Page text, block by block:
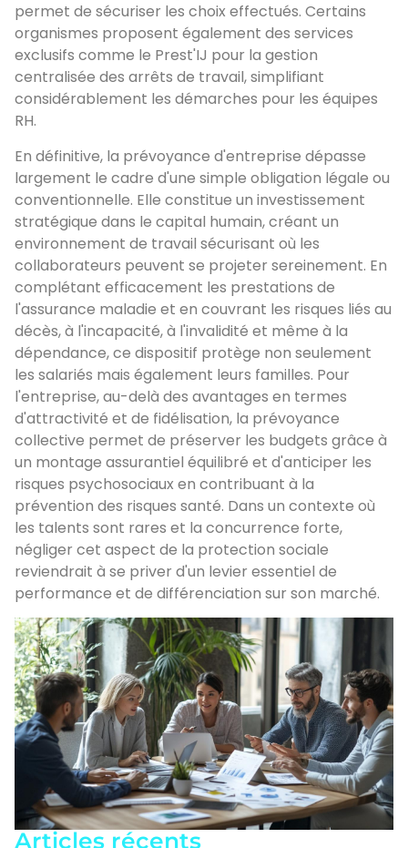
permet de sécuriser les choix effectués. Certains
organismes proposent également des services
exclusifs comme le Prest'IJ pour la gestion
centralisée des arrêts de travail, simplifiant
considérablement les démarches pour les équipes
RH.
En définitive, la prévoyance d'entreprise dépasse
largement le cadre d'une simple obligation légale ou
conventionnelle. Elle constitue un investissement
stratégique dans le capital humain, créant un
environnement de travail sécurisant où les
collaborateurs peuvent se projeter sereinement. En
complétant efficacement les prestations de
l'assurance maladie et en couvrant les risques liés au
décès, à l'incapacité, à l'invalidité et même à la
dépendance, ce dispositif protège non seulement
les salariés mais également leurs familles. Pour
l'entreprise, au-delà des avantages en termes
d'attractivité et de fidélisation, la prévoyance
collective permet de préserver les budgets grâce à
un montage assurantiel équilibré et d'anticiper les
risques psychosociaux en contribuant à la
prévention des risques santé. Dans un contexte où
les talents sont rares et la concurrence forte,
négliger cet aspect de la protection sociale
reviendrait à se priver d'un levier essentiel de
performance et de différenciation sur son marché.
Articles récents